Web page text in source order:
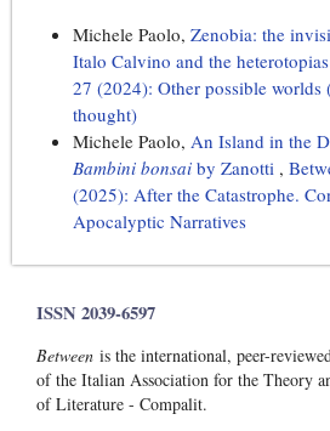
Michele Paolo, Zenobia: the
Italo Calvino and the heterotopias
27 (2024): Other possible worlds
thought)
Michele Paolo, An Island in the
Bambini bonsai by Zanotti ,
(2025): After the Catastrophe.
Apocalyptic Narratives
ISSN 2039-6597
Between is the international, peer-
of the Italian Association for the Theory
of Literature - Compalit.